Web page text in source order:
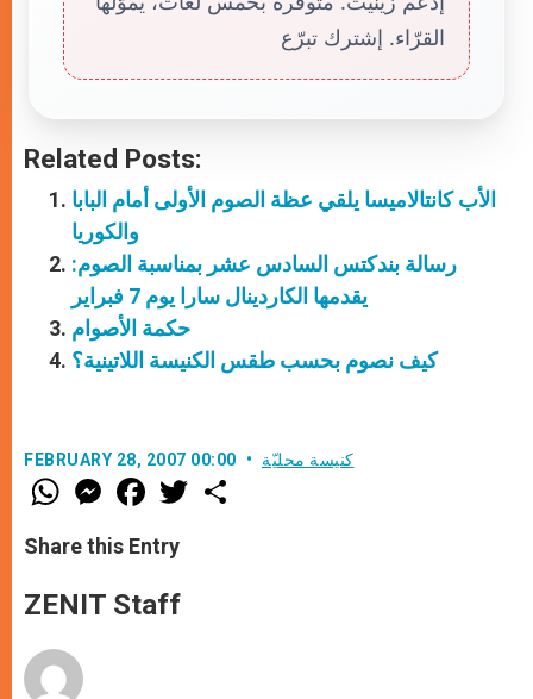
القرّاء. إشترك تبرّع
Related Posts:
الأب كانتالاميسا يلقي عظة الصوم الأولى أمام البابا
والكوريا
رسالة بندكتس السادس عشر بمناسبة الصوم:
يقدمها الكاردينال سارا يوم 7 فبراير
حكمة الأصوام
كيف نصوم بحسب طقس الكنيسة اللاتينية؟
FEBRUARY 28, 2007 00:00 كنيسة محليّة
W
h
t
s
p
p
M
e
s
e
g
e
F
a
e
b
o
k
w
Share this Entry
ZENIT Staff